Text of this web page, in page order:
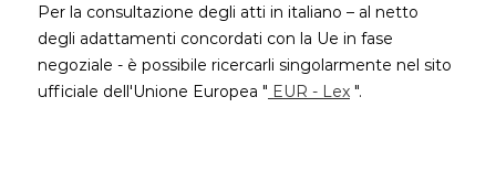
Per la consultazione degli atti in italiano – al netto
degli adattamenti concordati con la Ue in fase
negoziale - è possibile ricercarli singolarmente nel sito
ufficiale dell'Unione Europea " EUR - Lex ".